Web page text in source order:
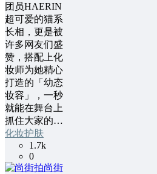
团员HAERIN
超可爱的猫系
长相，更是被
许多网友们盛
赞，搭配上化
妆师为她精心
打造的「幼态
妆容」，一秒
就能在舞台上
抓住大家的…
化妆护肤
1.7k
0
尚街